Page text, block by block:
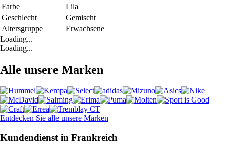
Farbe
Lila
Geschlecht
Gemischt
Altersgruppe
Erwachsene
Loading...
Loading...
Alle unsere Marken
Entdecken Sie alle unsere Marken
Kundendienst in Frankreich